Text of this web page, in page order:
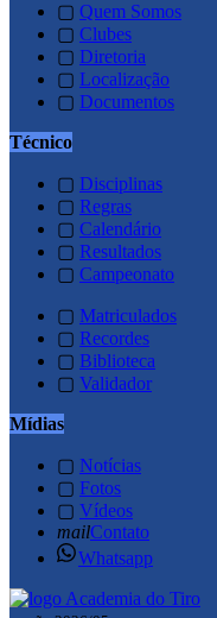
▢ Quem Somos
▢ Clubes
▢ Diretoria
▢ Localização
▢ Documentos
Técnico
▢ Disciplinas
▢ Regras
▢ Calendário
▢ Resultados
▢ Campeonato
▢ Matriculados
▢ Recordes
▢ Biblioteca
▢ Validador
Mídias
▢ Notícias
▢ Fotos
▢ Vídeos
mailContato
Whatsapp